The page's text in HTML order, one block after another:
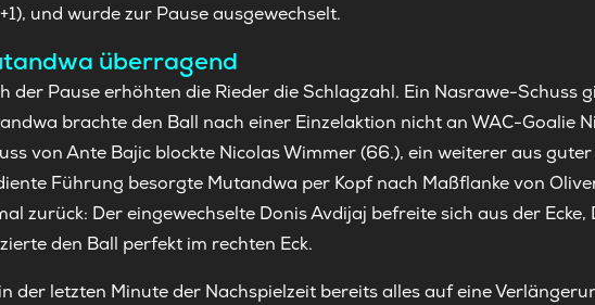
und wurde zur Pause ausgewechselt.
überragend
der Pause erhöhten die Rieder die Schlagzahl. Ein Nasrawe-Schuss
brachte den Ball nach einer Einzelaktion nicht an WAC-Goalie
von Ante Bajic blockte Nicolas Wimmer (66.), ein weiterer aus
Führung besorgte Mutandwa per Kopf nach Maßflanke von
zurück: Der eingewechselte Donis Avdijaj befreite sich aus der
den Ball perfekt im rechten Eck.
der letzten Minute der Nachspielzeit bereits alles auf eine